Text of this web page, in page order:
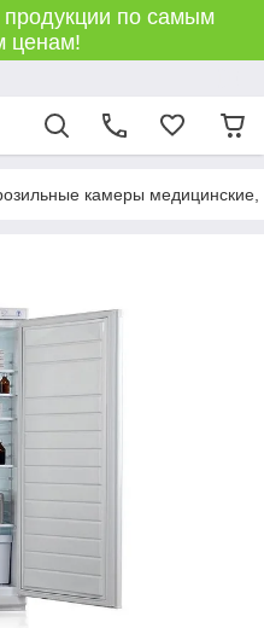
по самым
ценам!
камеры медицинские,